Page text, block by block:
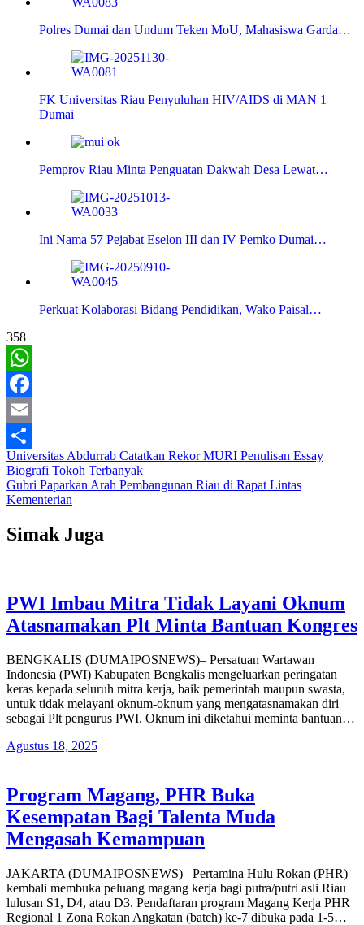
Polres Dumai dan Undum Teken MoU, Mahasiswa Garda…
FK Universitas Riau Penyuluhan HIV/AIDS di MAN 1
Dumai
Pemprov Riau Minta Penguatan Dakwah Desa Lewat…
Ini Nama 57 Pejabat Eselon III dan IV Pemko Dumai…
Perkuat Kolaborasi Bidang Pendidikan, Wako Paisal…
358
WhatsApp
Facebook
Email
Share
Navigasi
pos
Universitas Abdurrab Catatkan Rekor MURI Penulisan Essay
Biografi Tokoh Terbanyak
Gubri Paparkan Arah Pembangunan Riau di Rapat Lintas
Kementerian
Simak Juga
PWI Imbau Mitra Tidak Layani Oknum
Atasnamakan Plt Minta Bantuan Kongres
BENGKALIS (DUMAIPOSNEWS)– Persatuan Wartawan
Indonesia (PWI) Kabupaten Bengkalis mengeluarkan peringatan
keras kepada seluruh mitra kerja, baik pemerintah maupun swasta,
untuk tidak melayani oknum-oknum yang mengatasnamakan diri
sebagai Plt pengurus PWI. Oknum ini diketahui meminta bantuan…
Agustus 18, 2025
Program Magang, PHR Buka
Kesempatan Bagi Talenta Muda
Mengasah Kemampuan
JAKARTA (DUMAIPOSNEWS)– Pertamina Hulu Rokan (PHR)
kembali membuka peluang magang kerja bagi putra/putri asli Riau
lulusan S1, D4, atau D3. Pendaftaran program Magang Kerja PHR
Regional 1 Zona Rokan Angkatan (batch) ke-7 dibuka pada 1-5…